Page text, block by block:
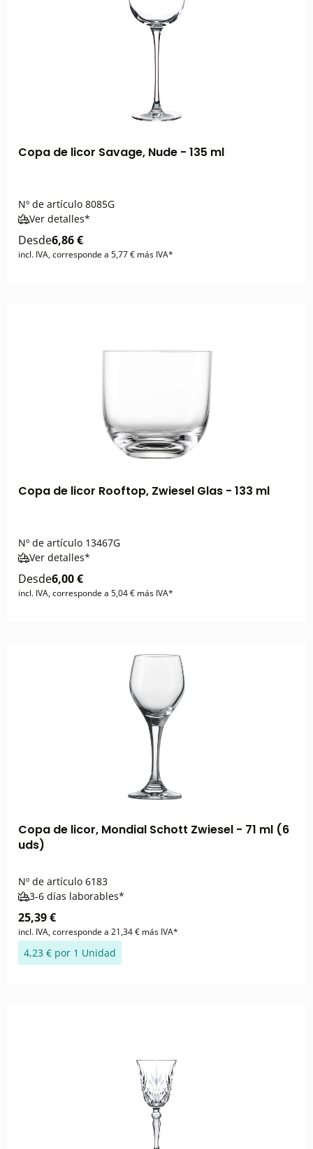
Copa de licor Savage, Nude - 135 ml
Nº de artículo 8085G
Ver detalles*
Desde6,86 €
incl. IVA, corresponde a 5,77 € más IVA*
Copa de licor Rooftop, Zwiesel Glas - 133 ml
Nº de artículo 13467G
Ver detalles*
Desde6,00 €
incl. IVA, corresponde a 5,04 € más IVA*
Copa de licor, Mondial Schott Zwiesel - 71 ml (6
uds)
Nº de artículo 6183
3-6 días laborables*
25,39 €
incl. IVA, corresponde a 21,34 € más IVA*
4,23 € por 1 Unidad